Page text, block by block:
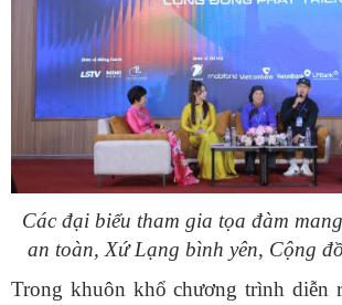
Các đại biểu tham gia tọa đàm
an toàn, Xứ Lạng bình yên, Cộng
Trong khuôn khổ chương trình diễn